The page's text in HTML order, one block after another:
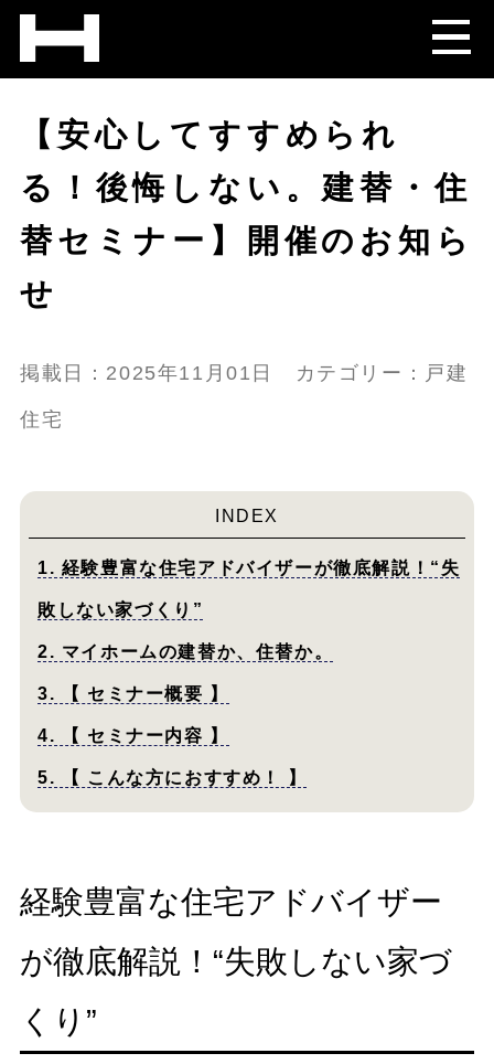
【安心してすすめられ
る！後悔しない。建替・住
替セミナー】開催のお知ら
せ
掲載日：2025年11月01日 カテゴリー：戸建
住宅
INDEX
1. 経験豊富な住宅アドバイザーが徹底解説！“失
敗しない家づくり”
2. マイホームの建替か、住替か。
3. 【 セミナー概要 】
4. 【 セミナー内容 】
5. 【 こんな方におすすめ！ 】
経験豊富な住宅アドバイザー
が徹底解説！“失敗しない家づ
くり”